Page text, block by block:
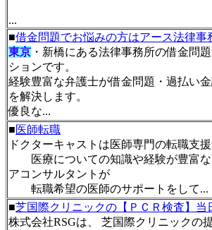
...
■借金問題でお悩みの方はアース法律事
東京 ・新橋にある法律事務所の借金問
ションです。
経験豊富な弁護士が借金問題・過払い
を解決します。
優良な...
■医師転職
ドクターキャストは医師専門の転職支援
医療についての知識や経験が豊富な
アコンサルタントが
転職希望の医師のサポートをして...
■芝国際クリニックの【ＰＣＲ検査】当
株式会社RSGは、 芝国際クリニックの